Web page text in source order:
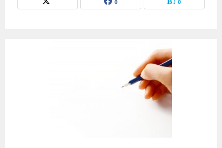
0 0